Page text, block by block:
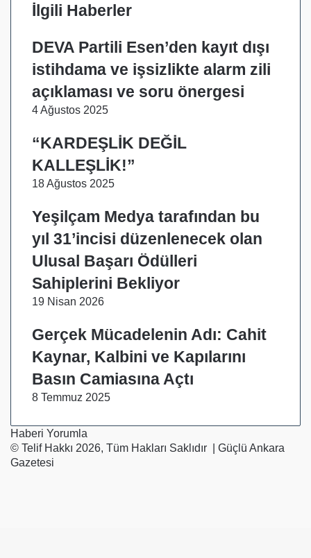
İlgili Haberler
DEVA Partili Esen’den kayıt dışı
istihdama ve işsizlikte alarm zili
açıklaması ve soru önergesi
4 Ağustos 2025
“KARDEŞLİK DEĞİL
KALLEŞLİK!”
18 Ağustos 2025
Yeşilçam Medya tarafından bu
yıl 31’incisi düzenlenecek olan
Ulusal Başarı Ödülleri
Sahiplerini Bekliyor
19 Nisan 2026
Gerçek Mücadelenin Adı: Cahit
Kaynar, Kalbini ve Kapılarını
Basın Camiasına Açtı
8 Temmuz 2025
Haberi Yorumla
© Telif Hakkı 2026, Tüm Hakları Saklıdır | Güçlü Ankara
Gazetesi